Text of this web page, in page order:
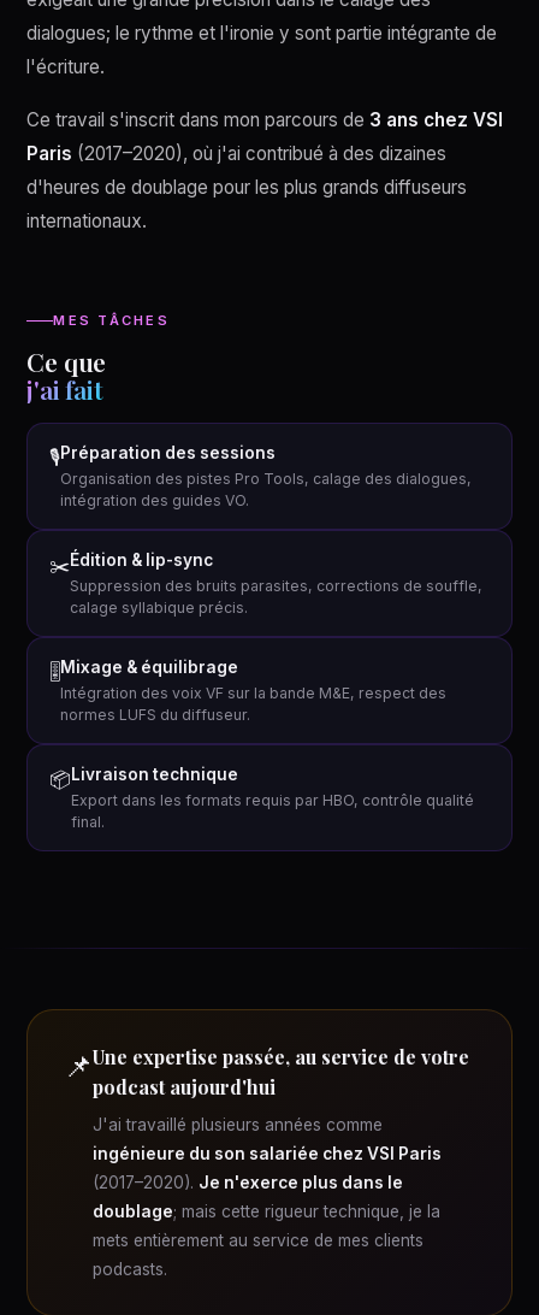
dialogues; le rythme et l'ironie y sont partie intégrante de
l'écriture.
Ce travail s'inscrit dans mon parcours de 3 ans chez VSI
Paris (2017–2020), où j'ai contribué à des dizaines
d'heures de doublage pour les plus grands diffuseurs
internationaux.
MES TÂCHES
Ce que
j'ai fait
🎙Préparation des sessions
Organisation des pistes Pro Tools, calage des dialogues,
intégration des guides VO.
✂️Édition & lip-sync
Suppression des bruits parasites, corrections de souffle,
calage syllabique précis.
🎚 Mixage & équilibrage
Intégration des voix VF sur la bande M&E, respect des
normes LUFS du diffuseur.
📦Livraison technique
Export dans les formats requis par HBO, contrôle qualité
final.
📌Une expertise passée, au service de votre
podcast aujourd'hui
J'ai travaillé plusieurs années comme
ingénieure du son salariée chez VSI Paris
(2017–2020). Je n'exerce plus dans le
doublage; mais cette rigueur technique, je la
mets entièrement au service de mes clients
podcasts.